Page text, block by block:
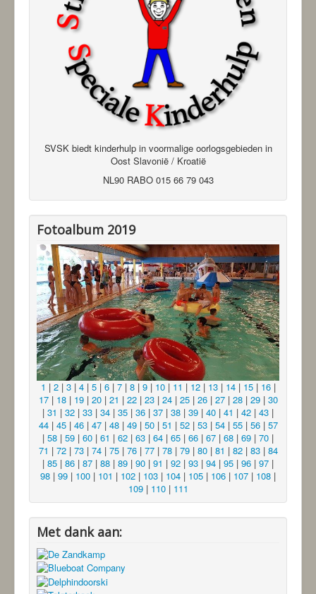
SVSK biedt kinderhulp in voormalige oorlogsgebieden in
Oost Slavonië / Kroatië
NL90 RABO 015 66 79 043
Fotoalbum 2019
1 | 2| 3| 4| 5| 6| 7| 8| 9| 10| 11 | 12| 13| 14| 15| 16|
17| 18| 19| 20| 21 | 22| 23| 24| 25| 26| 27| 28| 29| 30
| 31 | 32 | 33 | 34 | 35 | 36 | 37 | 38 | 39 | 40 | 41 | 42 | 43 |
44| 45| 46| 47| 48| 49| 50| 51 | 52| 53| 54| 55| 56| 57
| 58 | 59 | 60 | 61 | 62 | 63 | 64 | 65 | 66 | 67 | 68 | 69 | 70 |
71 | 72| 73| 74| 75| 76| 77| 78| 79| 80| 81 | 82| 83| 84
| 85 | 86 | 87 | 88 | 89 | 90 | 91 | 92 | 93 | 94 | 95 | 96 | 97 |
98 | 99 | 100 | 101 | 102 | 103 | 104 | 105 | 106 | 107 | 108 |
109| 110| 111
Met dank aan: